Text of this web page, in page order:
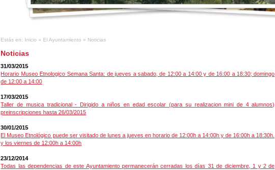
Estás en: Inicio » El Ayuntamiento » Noticias
Noticias
31/03/2015
Horario Museo Etnologico Semana Santa: de jueves a sabado, de 12:00 a 14:00 y de 16:00 a 18:30; domingo
de 12:00 a 14:00
17/03/2015
Taller de musica tradicional - Dirigido a niños en edad escolar (para su realizacion mini de 4 alumnos)
preinscripciones hasta 26/03/2015
30/01/2015
El Museo Etnológico puede ser visitado de lunes a jueves en horario de 12:00h a 14:00h y de 16:00h a 18:30h.
y los viernes de 12:00h a 14:00h
23/12/2014
Todas las dependencias de este Ayuntamiento permanecerán cerradas los días 31 de diciembre, 1 y 2 de